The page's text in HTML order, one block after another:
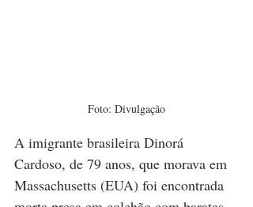
Foto: Divulgação
A imigrante brasileira Dinorá
Cardoso, de 79 anos, que morava em
Massachusetts (EUA) foi encontrada